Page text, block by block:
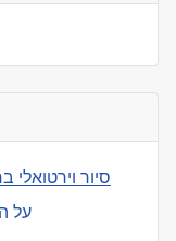
סיור וירטואלי
על